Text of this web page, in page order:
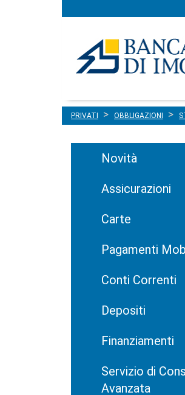
principale
PRIVATI OBBLIGAZIONI
Novità
Assicurazioni
Carte
Pagamenti
Conti Correnti
Depositi
Finanziamenti
Servizio di
Avanzata